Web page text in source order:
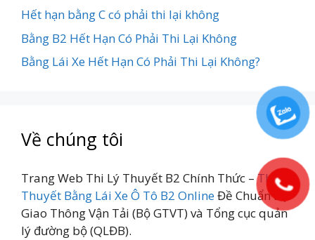
Hết hạn bằng C có phải thi lại không
Bằng B2 Hết Hạn Có Phải Thi Lại Không
Bằng Lái Xe Hết Hạn Có Phải Thi Lại Không?
Về chúng tôi
Trang Web Thi Lý Thuyết B2 Chính Thức –Thi Lý
Thuyết Bằng Lái Xe Ô Tô B2 OnlineĐề Chuẩn Bộ
Giao Thông Vận Tải (Bộ GTVT) và Tổng cục quản
lý đường bộ (QLĐB).